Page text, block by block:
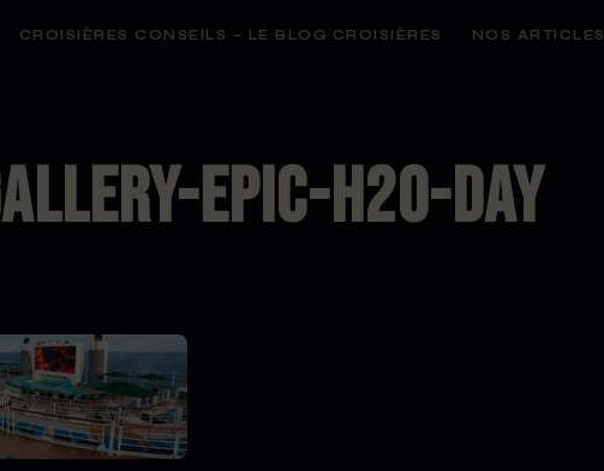
CROISIÈRES CONSEILS – LE BLOG CROISIÈRES NOS ARTICLES
Epic-H2O-Day